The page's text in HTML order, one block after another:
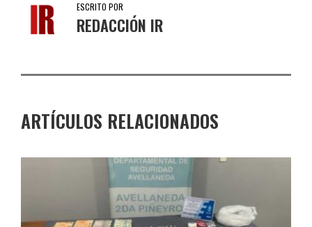
ESCRITO POR
REDACCIÓN IR
ARTÍCULOS RELACIONADOS